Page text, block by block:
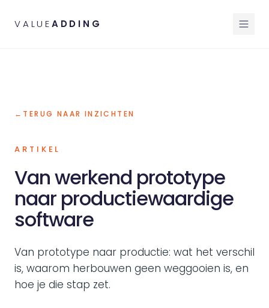
VALUEADDING
← TERUG NAAR INZICHTEN
ARTIKEL
Van werkend prototype
naar productiewaardige
software
Van prototype naar productie: wat het verschil
is, waarom herbouwen geen weggooien is, en
hoe je die stap zet.